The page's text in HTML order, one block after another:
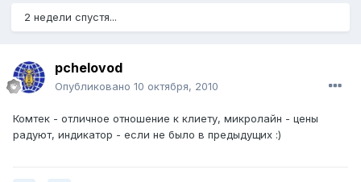
2 недели спустя...
pchelovod
Опубликовано 10 октября, 2010
Комтек - отличное отношение к клиету, микролайн - цены
радуют, индикатор - если не было в предыдущих :)